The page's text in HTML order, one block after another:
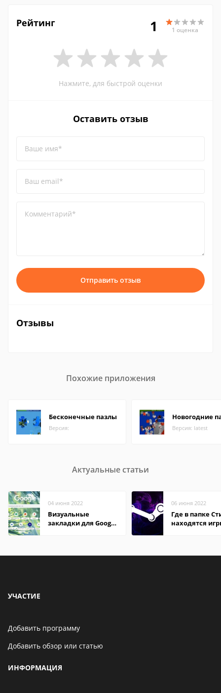
Рейтинг 1 1 оценка
Нажмите, для быстрой оценки
Оставить отзыв
Ваше имя*
Ваш email*
Комментарий*
Отправить отзыв
Отзывы
Похожие приложения
Бесконечные пазлы
Версия:
Новогодние
Версия: latest
Актуальные статьи
04 июня 2022
Визуальные
закладки для Google
06 июня 2022
Где в папке
находятся
УЧАСТИЕ
Добавить программу
Добавить обзор или статью
ИНФОРМАЦИЯ